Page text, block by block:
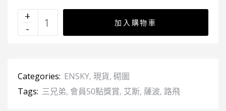
加入購物車
Categories: ENSKY, 現貨, 砌圖
Tags: 三兄弟, 會員50點獎賞, 艾斯, 薩波, 路飛